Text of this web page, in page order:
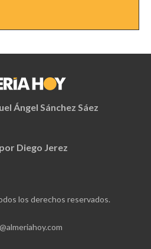
Ángel Sánchez Sáez
Diego Jerez
los derechos reservados.